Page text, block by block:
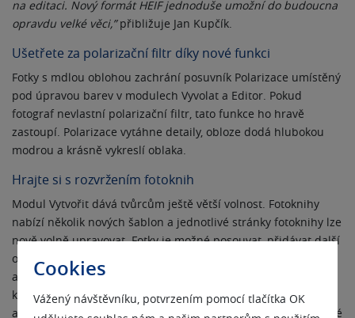
Cookies
Vážený návštěvníku, potvrzením pomocí tlačítka OK
na editaci. Nový formát HEIF jednoduše umožní do budoucna
opravdu velké věci,”přibližuje Jan Kupčík.
Ušetřete za polarizační filtr díky nové funkci
Fotky s mdlou oblohou zachrání posuvník Polarizace umístěný
pod úpravou barev v modulech Vyvolat a Editor. Pokud
fotograf nevlastní polarizační filtr, tato funkce ho hravě
zastoupí. Polarizace vytáhne detaily, obloze dodá hlubokou
modrou a krásně vykreslí oblaka.
Hrajte si s rozvržením fotoknih
Modul Vytvořit dává tvůrcům ještě větší volnost. Fotoknihy
nabízí několik nových šablon a jednotlivé stránky fotoknihy lze
nově volně upravovat. Fotky je možné posouvat, přidávat další
obrázky i text či odebírat dekorace. Od minulé menší
aktualizace je modul Vyvolat také bohatší o možnost tvorby
kalendářů na šířku. Zase o skok lepší práce s vrstvami Zimní
aktualizace přináší řadu významných i menších vylepšení také